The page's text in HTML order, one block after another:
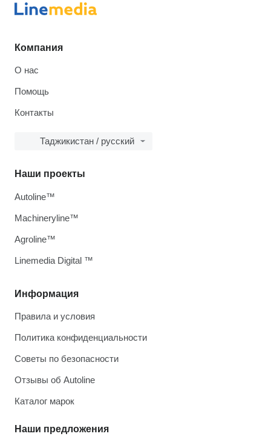
Компания
О нас
Помощь
Контакты
Таджикистан / русский
Информация
Правила и условия
Политика конфиденциальности
Советы по безопасности
Отзывы об Autoline
Каталог марок
Наши предложения
Наши проекты
Autoline™
Machineryline™
Agroline™
Linemedia Digital ™